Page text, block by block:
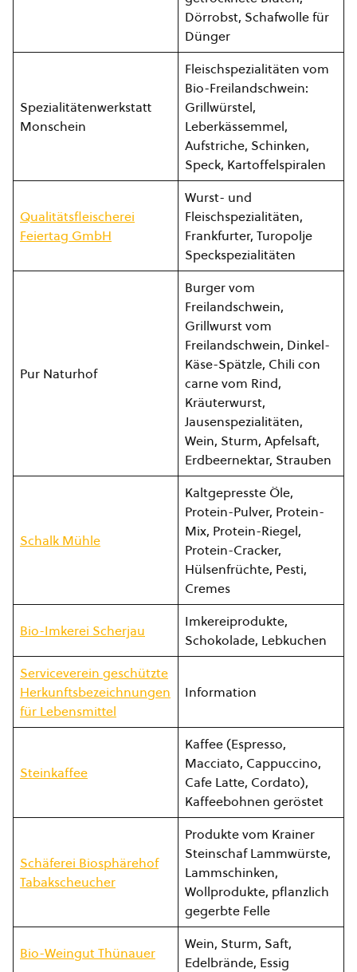
Dörrobst, Schafwolle für
Dünger
Spezialitätenwerkstatt
Monschein
Fleischspezialitäten vom
Bio-Freilandschwein:
Grillwürstel,
Leberkässemmel,
Aufstriche, Schinken,
Speck, Kartoffelspiralen
Qualitätsfleischerei
Feiertag GmbH
Wurst- und
Fleischspezialitäten,
Frankfurter, Turopolje
Speckspezialitäten
Pur Naturhof
Burger vom
Freilandschwein,
Grillwurst vom
Freilandschwein, Dinkel-
Käse-Spätzle, Chili con
carne vom Rind,
Kräuterwurst,
Jausenspezialitäten,
Wein, Sturm, Apfelsaft,
Erdbeernektar, Strauben
Schalk Mühle
Kaltgepresste Öle,
Protein-Pulver, Protein-
Mix, Protein-Riegel,
Protein-Cracker,
Hülsenfrüchte, Pesti,
Cremes
Bio-Imkerei Scherjau
Imkereiprodukte,
Schokolade, Lebkuchen
Serviceverein geschützte
Herkunftsbezeichnungen
für Lebensmittel
Information
Steinkaffee
Kaffee (Espresso,
Macciato, Cappuccino,
Cafe Latte, Cordato),
Kaffeebohnen geröstet
Schäferei Biosphärehof
Tabakscheucher
Produkte vom Krainer
Steinschaf Lammwürste,
Lammschinken,
Wollprodukte, pflanzlich
gegerbte Felle
Bio-Weingut Thünauer
Wein, Sturm, Saft,
Edelbrände, Essig